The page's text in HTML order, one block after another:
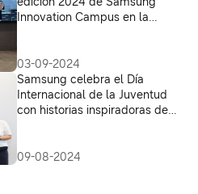
Innovation Campus en la
03-09-2024
Samsung celebra el Día
Internacional de la Juventud
con historias inspiradoras de
09-08-2024